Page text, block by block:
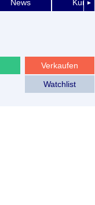
►
News
Verkaufen
Watchlist